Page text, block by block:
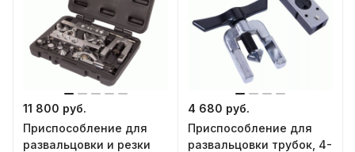
11 800 руб.
Приспособление для
развальцовки и резки
4 680 руб.
Приспособление для
развальцовки трубок, 4-